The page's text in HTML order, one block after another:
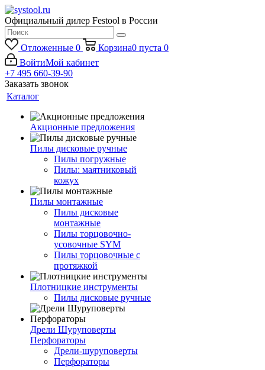
Официальный дилер Festool в России
Отложенные 0 Корзина0 пуста 0
ВойтиМой кабинет
+7 495 660-39-90
Заказать звонок
Каталог
Акционные предложения
Пилы дисковые ручные
Пилы погружные
Пилы: маятниковый
кожух
Пилы монтажные
Пилы дисковые
монтажные
Пилы торцовочно-
усовочные SYM
Пилы торцовочные с
протяжкой
Плотницкие инструменты
Пилы дисковые ручные
Дрели Шуруповерты
Перфораторы
Дрели-шуруповерты
Перфораторы